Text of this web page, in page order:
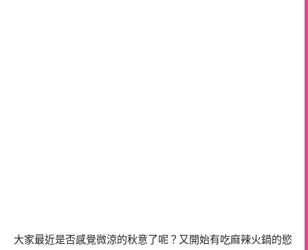
大家最近是否感覺微涼的秋意了呢？又開始有吃麻辣火鍋的慾